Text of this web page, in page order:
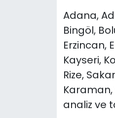
Adana,
Bingöl,
Erzincan,
Kayseri,
Rize,
Karaman,
analiz ve